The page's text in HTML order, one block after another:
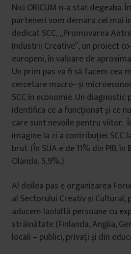
Nici ORICUM n‑a stat degeaba.
parteneri vom demara cel mai
dedicat SCC, „Promovarea
Industrii Creative”, un proiect
europeni, în valoare de
Un prim pas va fi să facem cea
cercetare macro- şi
SCC în economie. Un
identifica ce a funcționat și ce
care sunt nevoile pentru viitor.
imagine la zi a contribuției SCC
brut. (În SUA e de 11% din PIB,
Olanda, 5,9%.)
Al doilea pas e organizarea
al Sectorului Creativ şi Cultural,
aducem laolaltă persoane cu
străinătate (Finlanda, Anglia,
locali – publici, privați și din